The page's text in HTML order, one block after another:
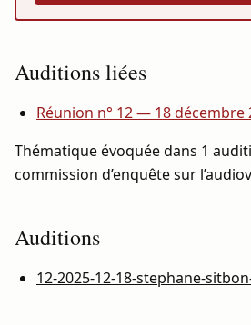
Auditions liées
Réunion n° 12 — 18 décembre
Thématique évoquée dans 1
commission d’enquête sur
Auditions
12-2025-12-18-stephane-